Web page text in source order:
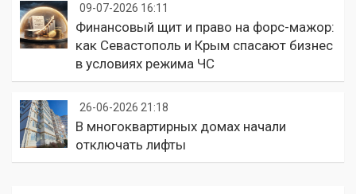
09-07-2026 16:11
Финансовый щит и право на форс-мажор:
как Севастополь и Крым спасают бизнес
в условиях режима ЧС
26-06-2026 21:18
В многоквартирных домах начали
отключать лифты